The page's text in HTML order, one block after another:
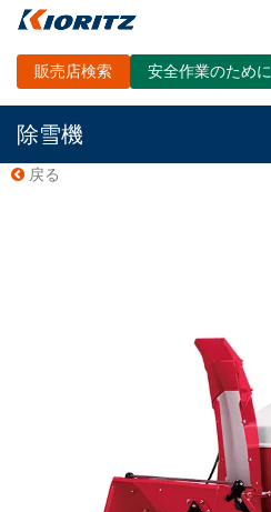
販売店検索 安全作業のために
除雪機
戻る